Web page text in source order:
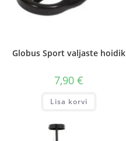
Globus Sport valjaste hoidik
7,90€
Lisa korvi